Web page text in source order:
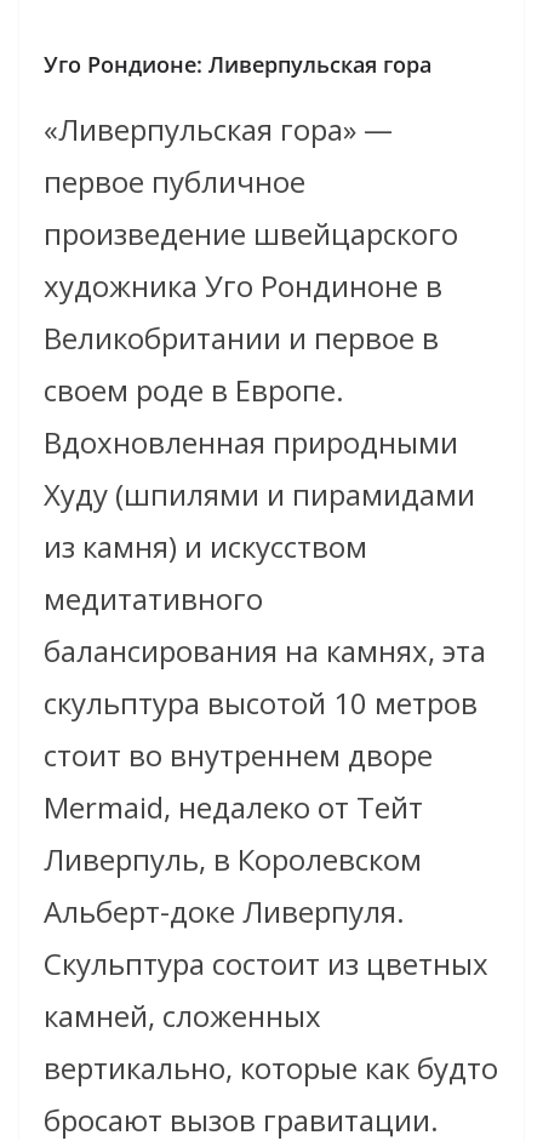
Уго Рондионе: Ливерпульская гора
«Ливерпульская гора» —
первое публичное
произведение швейцарского
художника Уго Рондиноне в
Великобритании и первое в
своем роде в Европе.
Вдохновленная природными
Худу (шпилями и пирамидами
из камня) и искусством
медитативного
балансирования на камнях, эта
скульптура высотой 10 метров
стоит во внутреннем дворе
Mermaid, недалеко от Тейт
Ливерпуль, в Королевском
Альберт-доке Ливерпуля.
Скульптура состоит из цветных
камней, сложенных
вертикально, которые как будто
бросают вызов гравитации.